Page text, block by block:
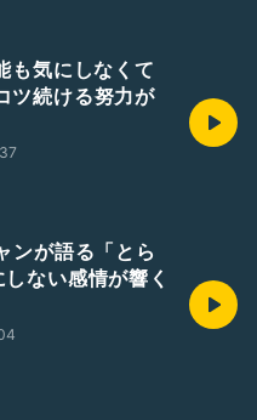
気にしなくて
ツ続ける努力が
が語る「とら
ない感情が響く